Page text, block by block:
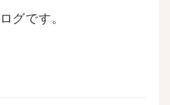
グです。